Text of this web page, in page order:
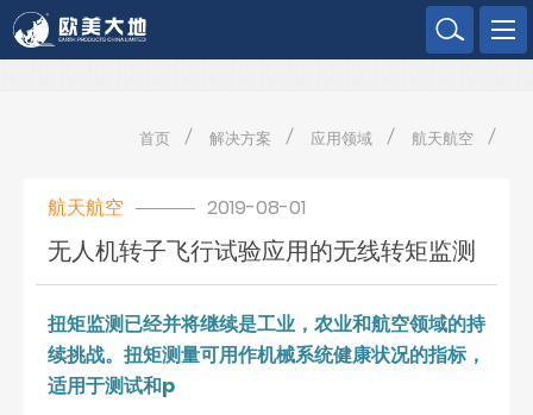
欧美大地
首页 解决方案 应用领域 航天航空
航天航空 2019-08-01
无人机转子飞行试验应用的无线转矩监测
扭矩监测已经并将继续是工业，农业和航空领域的持
续挑战。扭矩测量可用作机械系统健康状况的指标，
适用于测试和p